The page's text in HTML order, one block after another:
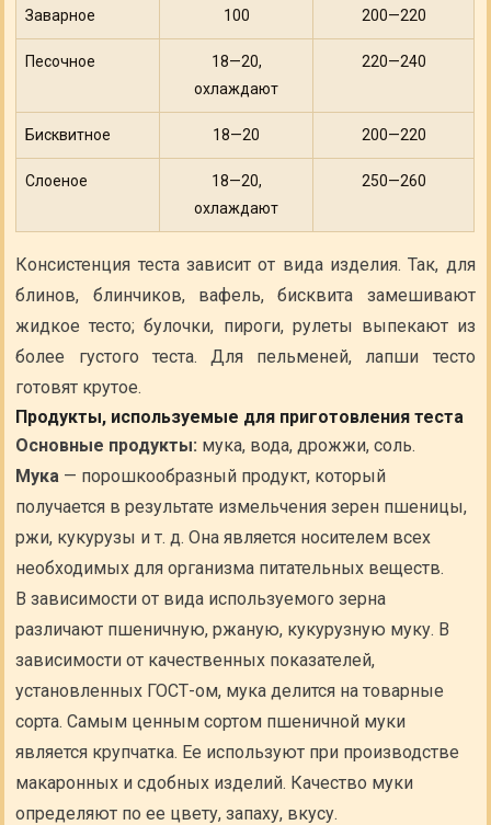
Заварное 100 200—220
Песочное
18—20,
охлаждают
220—240
Бисквитное 18—20 200—220
Слоеное
18—20,
охлаждают
250—260
Консистенция теста зависит от вида изделия. Так, для
блинов, блинчиков, вафель, бисквита замешивают
жидкое тесто; булочки, пироги, рулеты выпекают из
более густого теста. Для пельменей, лапши тесто
готовят крутое.
Продукты, используемые для приготовления теста
Основные продукты: мука, вода, дрожжи, соль.
Мука — порошкообразный продукт, который
получается в результате измельчения зерен пшеницы,
ржи, кукурузы и т. д. Она является носителем всех
необходимых для организма питательных веществ.
В зависимости от вида используемого зерна
различают пшеничную, ржаную, кукурузную муку. В
зависимости от качественных показателей,
установленных ГОСТ-ом, мука делится на товарные
сорта. Самым ценным сортом пшеничной муки
является крупчатка. Ее используют при производстве
макаронных и сдобных изделий. Качество муки
определяют по ее цвету, запаху, вкусу.